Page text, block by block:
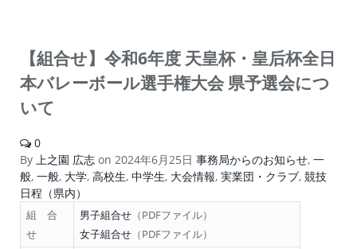
【組合せ】令和6年度 天皇杯・皇后杯全日
本バレーボール選手権大会 県予選会につ
いて
0
By 上之園 広志 on 2024年6月25日 事務局からのお知らせ, 一
般, 一般, 大学, 高校生, 中学生, 大会情報, 実業団・クラブ, 競技
日程（県内）
組 合
せ
男子組合せ （PDFファイル）
女子組合せ （PDFファイル）